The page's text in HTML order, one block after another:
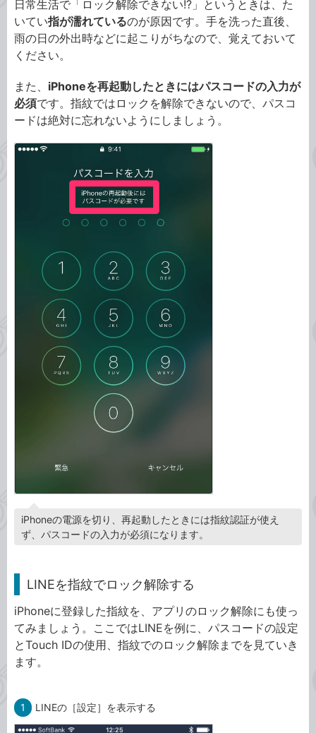
日常生活で「ロック解除できない!?」というときは、た
いてい指が濡れているのが原因です。手を洗った直後、
雨の日の外出時などに起こりがちなので、覚えておいて
ください。
また、 iPhoneを再起動したときにはパスコードの入力が
必須です。指紋ではロックを解除できないので、パスコ
ードは絶対に忘れないようにしましょう。
iPhoneの電源を切り、再起動したときには指紋認証が使え
ず、パスコードの入力が必須になります。
LINEを指紋でロック解除する
iPhoneに登録した指紋を、アプリのロック解除にも使っ
てみましょう。ここではLINEを例に、パスコードの設定
とTouch IDの使用、指紋でのロック解除までを見ていき
ます。
1 LINEの［設定］を表示する